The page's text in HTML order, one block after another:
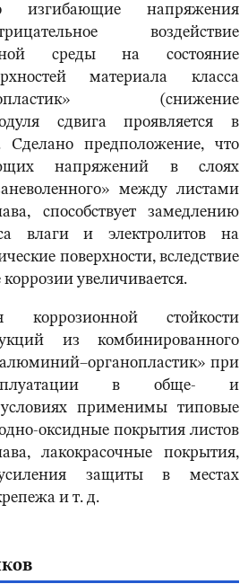
изгибающие напряжения
воздействие
среды на состояние
материала класса
(снижение
сдвига проявляется в
Сделано предположение, что
напряжений в слоях
между листами
способствует замедлению
влаги и электролитов на
поверхности, вследствие
увеличивается.
коррозионной стойкости
из комбинированного
при
в обще- и
условиях применимы типовые
оксидные покрытия листов
лакокрасочные покрытия,
защиты в местах
и т. д.